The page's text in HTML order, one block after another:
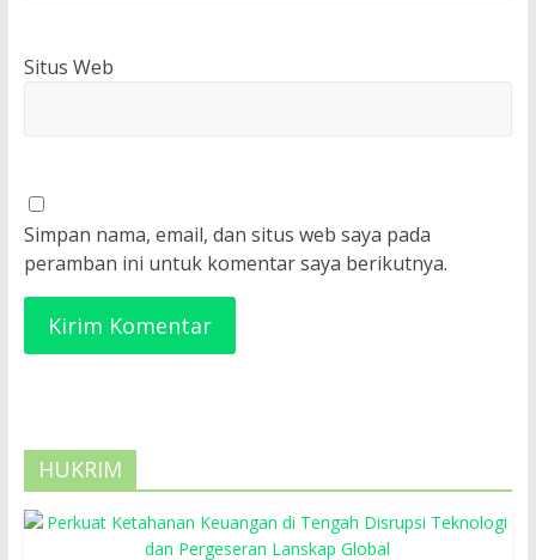
Situs Web
Simpan nama, email, dan situs web saya pada
peramban ini untuk komentar saya berikutnya.
HUKRIM